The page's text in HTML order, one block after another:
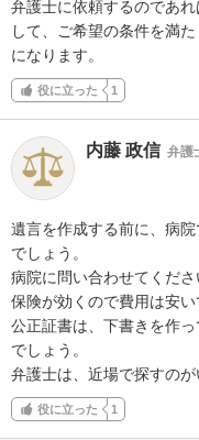
弁護士に依頼するのであ
して、ご希望の条件を満
になります。
役に立った 1
内藤 政信 弁護
遺言を作成する前に、病
でしょう。
病院に問い合わせてくださ
保険が効くので費用は安い
公正証書は、下書きを作
でしょう。
弁護士は、近場で探すのが
役に立った 1